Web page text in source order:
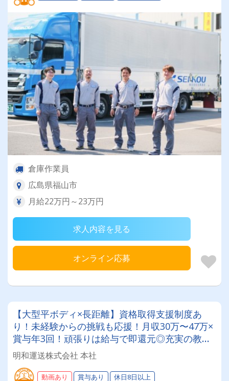
倉庫作業員
広島県福山市
月給22万円～23万円
求人内容を見る
オンライン応募
【大型平ボディ×長距離】資格取得支援制度あ
り！未経験からの挑戦も応援！月収30万〜47万×
賞与年3回！頑張りは給与で即還元◎充実の教育
制度で、一生モノのスキルが身につく！
明和運送株式会社 本社
動画あり 賞与あり 休日8日以上